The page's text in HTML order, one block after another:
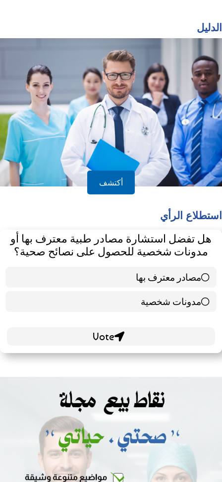
الدليل
أكتشف
استطلاع الرأي
هل تفضل استشارة مصادر طبية معترف بها أو
مدونات شخصية للحصول على نصائح صحية؟
مصادر معترف بها
39 ( 65 % )
مدونات شخصية
21 ( 35 % )